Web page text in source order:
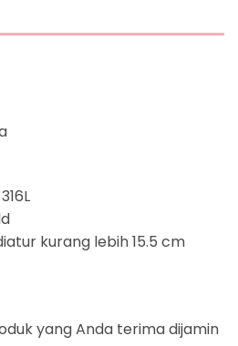
kurang lebih 15.5 cm
yang Anda terima dijamin